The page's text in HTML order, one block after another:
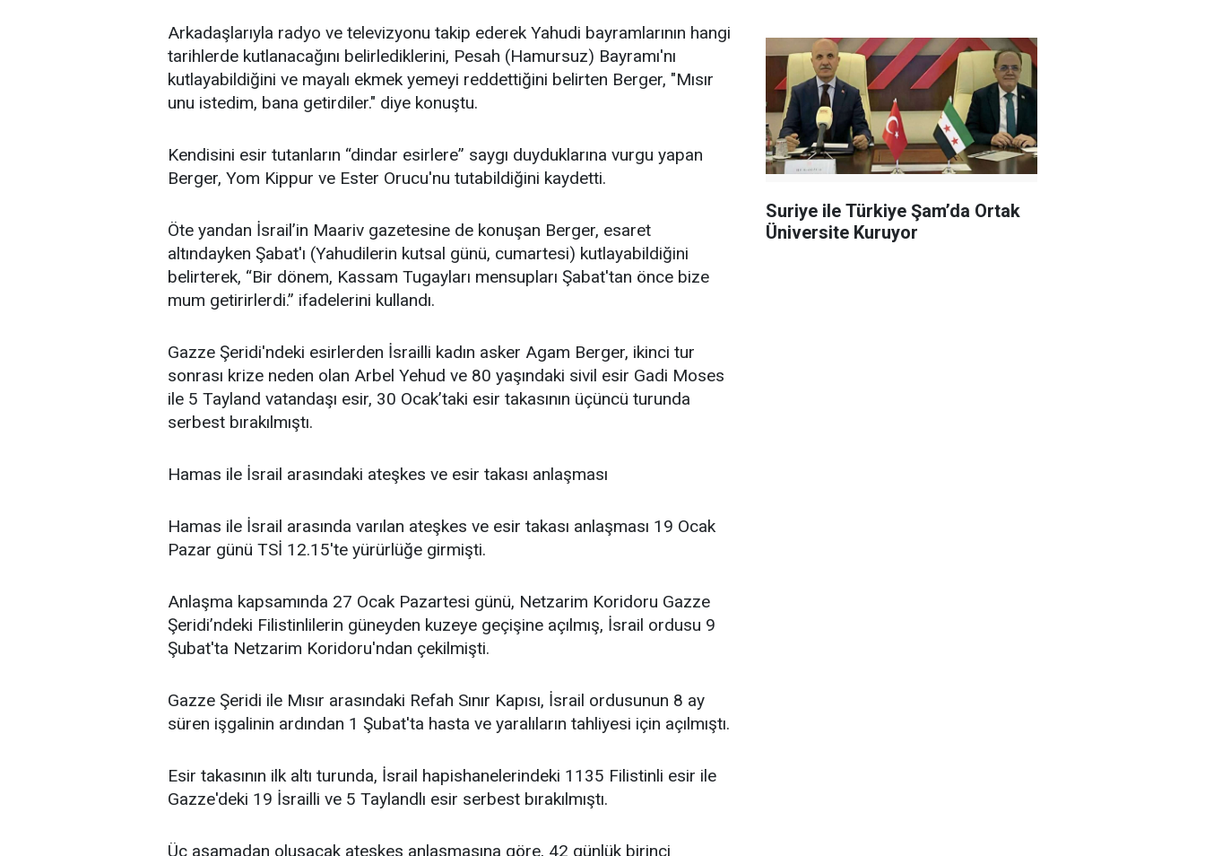
Arkadaşlarıyla radyo ve televizyonu takip ederek Yahudi bayramlarının hangi
tarihlerde kutlanacağını belirlediklerini, Pesah (Hamursuz) Bayramı'nı
kutlayabildiğini ve mayalı ekmek yemeyi reddettiğini belirten Berger, "Mısır
unu istedim, bana getirdiler." diye konuştu.
Kendisini esir tutanların “dindar esirlere” saygı duyduklarına vurgu yapan
Berger, Yom Kippur ve Ester Orucu'nu tutabildiğini kaydetti.
Öte yandan İsrail’in Maariv gazetesine de konuşan Berger, esaret
altındayken Şabat'ı (Yahudilerin kutsal günü, cumartesi) kutlayabildiğini
belirterek, “Bir dönem, Kassam Tugayları mensupları Şabat'tan önce bize
mum getirirlerdi.” ifadelerini kullandı.
Gazze Şeridi'ndeki esirlerden İsrailli kadın asker Agam Berger, ikinci tur
sonrası krize neden olan Arbel Yehud ve 80 yaşındaki sivil esir Gadi Moses
ile 5 Tayland vatandaşı esir, 30 Ocak’taki esir takasının üçüncü turunda
serbest bırakılmıştı.
⁠⁠Hamas ile İsrail arasındaki ateşkes ve esir takası anlaşması
Hamas ile İsrail arasında varılan ateşkes ve esir takası anlaşması 19 Ocak
Pazar günü TSİ 12.15'te yürürlüğe girmişti.
Anlaşma kapsamında 27 Ocak Pazartesi günü, Netzarim Koridoru Gazze
Şeridi’ndeki Filistinlilerin güneyden kuzeye geçişine açılmış, İsrail ordusu 9
Şubat'ta Netzarim Koridoru'ndan çekilmişti.
Gazze Şeridi ile Mısır arasındaki Refah Sınır Kapısı, İsrail ordusunun 8 ay
süren işgalinin ardından 1 Şubat'ta hasta ve yaralıların tahliyesi için açılmıştı.
Esir takasının ilk altı turunda, İsrail hapishanelerindeki 1135 Filistinli esir ile
Gazze'deki 19 İsrailli ve 5 Taylandlı esir serbest bırakılmıştı.
Üç aşamadan oluşacak ateşkes anlaşmasına göre, 42 günlük birinci
Suriye ile Türkiye Şam’da Ortak
Üniversite Kuruyor